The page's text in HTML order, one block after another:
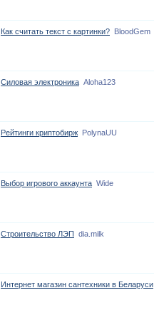
Как считать текст с картинки? BloodGem
Силовая электроника Aloha123
Рейтинги криптобирж PolynaUU
Выбор игрового аккаунта Wide
Строительство ЛЭП dia.milk
Интернет магазин сантехники в Беларуси